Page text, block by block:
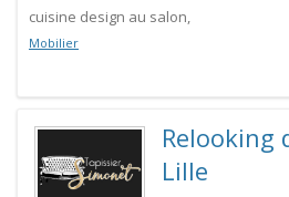
cuisine design au salon,
Mobilier
Relooking
Lille